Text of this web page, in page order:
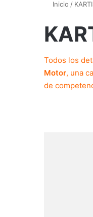
Inicio /
Todos los
Motor, una
de